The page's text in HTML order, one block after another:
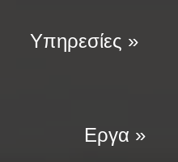
Υπηρεσίες »
Εργα »